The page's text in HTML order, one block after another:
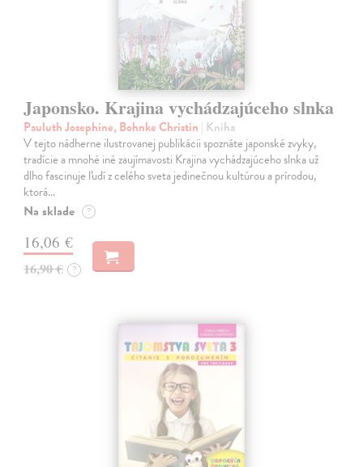
Japonsko. Krajina vychádzajúceho slnka
Pauluth Josephine, Bohnke Christin | Kniha
V tejto nádherne ilustrovanej publikácii spoznáte japonské zvyky,
tradície a mnohé iné zaujímavosti Krajina vychádzajúceho slnka už
dlho fascinuje ľudí z celého sveta jedinečnou kultúrou a prírodou,
ktorá…
Na sklade ?
16,06 €
16,90 € ?